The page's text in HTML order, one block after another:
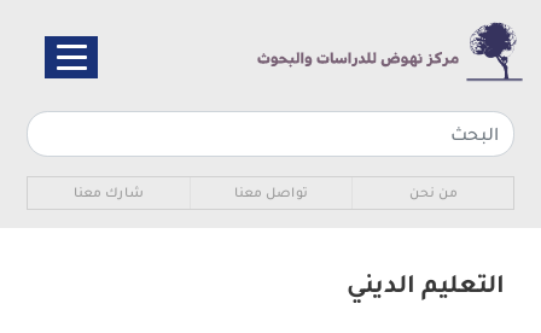
المحتوى
Sub navigation
من نحن تواصل معنا شارك معنا
التعليم الديني